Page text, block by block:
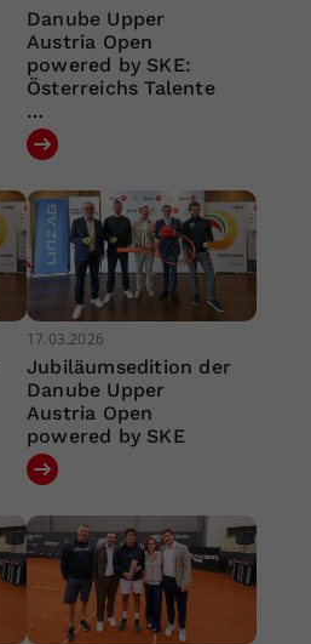
Danube Upper
Austria Open
powered by SKE:
Österreichs Talente
…
17.03.2026
Jubiläumsedition der
Danube Upper
Austria Open
powered by SKE